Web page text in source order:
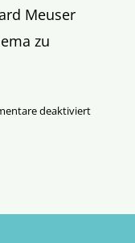
Meuser
zu
deaktiviertfür